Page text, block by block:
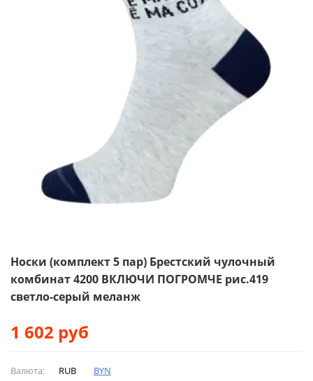
Носки (комплект 5 пар) Брестский чулочный
комбинат 4200 ВКЛЮЧИ ПОГРОМЧЕ рис.419
светло-серый меланж
1 602 руб
Валюта: RUB BYN